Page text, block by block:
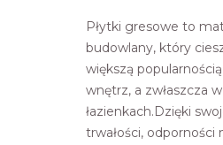
Płytki gresowe to
budowlany, który
większą
wnętrz, a zwłaszcza w
łazienkach.Dzięki
trwałości, odporności